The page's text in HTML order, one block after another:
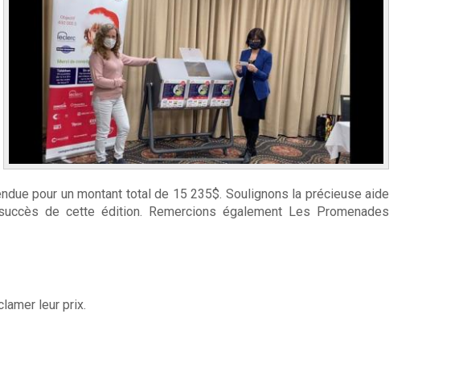
pour un montant total de 15 235$. Soulignons la précieuse aide
de cette édition. Remercions également Les Promenades
leur prix.